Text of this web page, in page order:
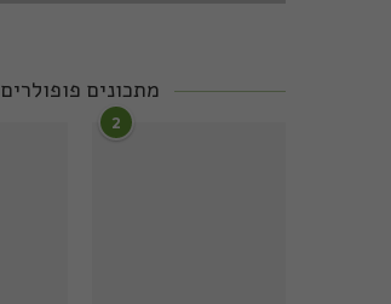
מתכונים פופולרים
2